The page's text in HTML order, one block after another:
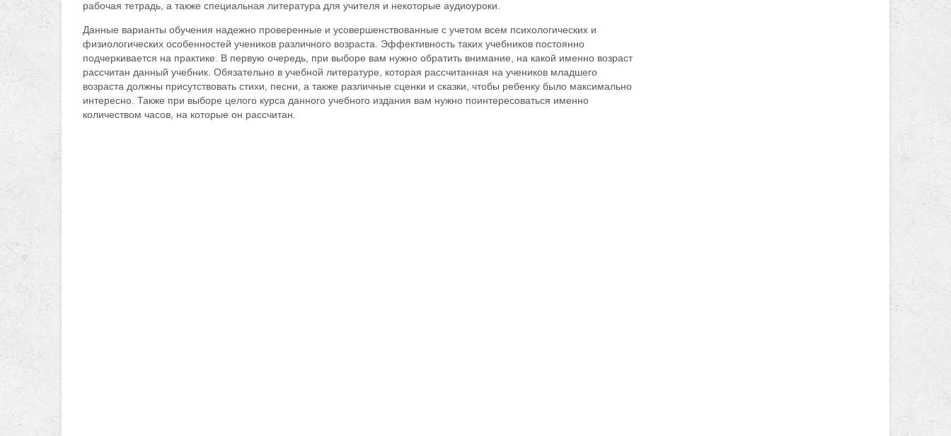
рабочая тетрадь, а также специальная литература для учителя и некоторые аудиоуроки.
Данные варианты обучения надежно проверенные и усовершенствованные с учетом всем психологических и
физиологических особенностей учеников различного возраста. Эффективность таких учебников постоянно
подчеркивается на практике. В первую очередь, при выборе вам нужно обратить внимание, на какой именно возраст
рассчитан данный учебник. Обязательно в учебной литературе, которая рассчитанная на учеников младшего
возраста должны присутствовать стихи, песни, а также различные сценки и сказки, чтобы ребенку было максимально
интересно. Также при выборе целого курса данного учебного издания вам нужно поинтересоваться именно
количеством часов, на которые он рассчитан.